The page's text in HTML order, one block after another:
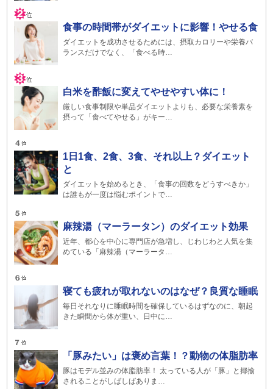
食事の時間帯がダイエットに影響！やせる食
ダイエットを成功させるためには、摂取カロリーや栄養バ
ランスだけでなく、「食べる時…
白米を酢飯に変えてやせやすい体に！
厳しい食事制限や単品ダイエットよりも、必要な栄養素を
摂って「食べてやせる」がキー…
1日1食、2食、3食、それ以上？ダイエット
と
ダイエットを始めるとき、「食事の回数をどうすべきか」
は誰もが一度は悩むポイントで…
麻辣湯（マーラータン）のダイエット効果
近年、都心を中心に専門店が急増し、じわじわと人気を集
めている「麻辣湯（マーラータ…
寝ても疲れが取れないのはなぜ？良質な睡眠
毎日それなりに睡眠時間を確保しているはずなのに、朝起
きた瞬間から体が重い、日中に…
「豚みたい」は褒め言葉！？動物の体脂肪率
豚はモデル並みの体脂肪率！ 太っている人が「豚」と揶揄
されることがしばしばありま…